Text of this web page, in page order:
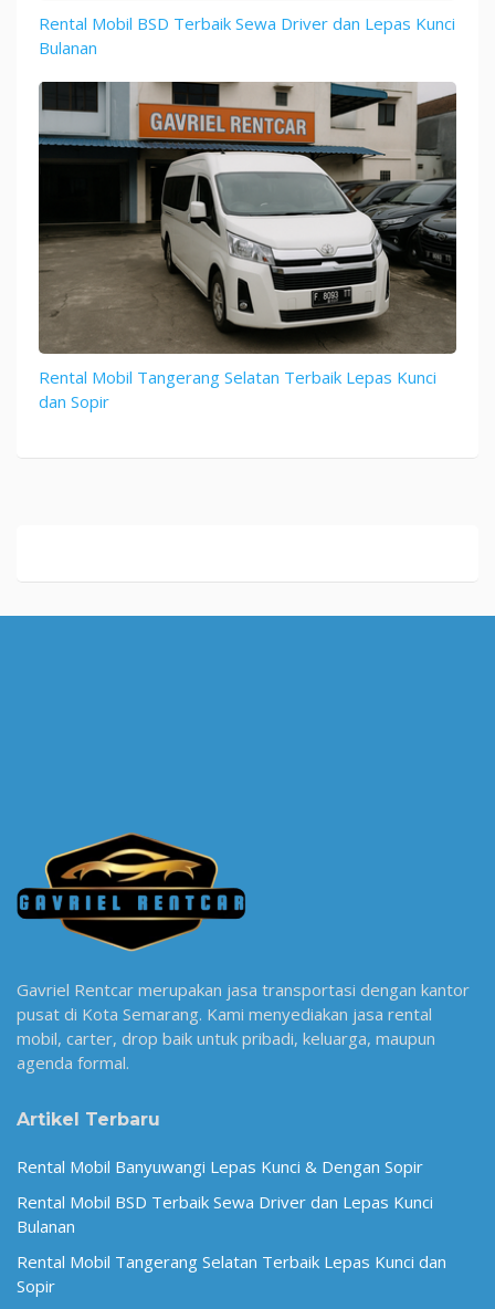
Rental Mobil BSD Terbaik Sewa Driver dan Lepas Kunci
Bulanan
Rental Mobil Tangerang Selatan Terbaik Lepas Kunci
dan Sopir
Gavriel Rentcar merupakan jasa transportasi dengan kantor
pusat di Kota Semarang. Kami menyediakan jasa rental
mobil, carter, drop baik untuk pribadi, keluarga, maupun
agenda formal.
Artikel Terbaru
Rental Mobil Banyuwangi Lepas Kunci & Dengan Sopir
Rental Mobil BSD Terbaik Sewa Driver dan Lepas Kunci
Bulanan
Rental Mobil Tangerang Selatan Terbaik Lepas Kunci dan
Sopir